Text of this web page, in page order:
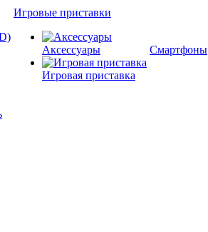
Игровые приставки
Аксессуары
Игровая приставка
Смартфоны